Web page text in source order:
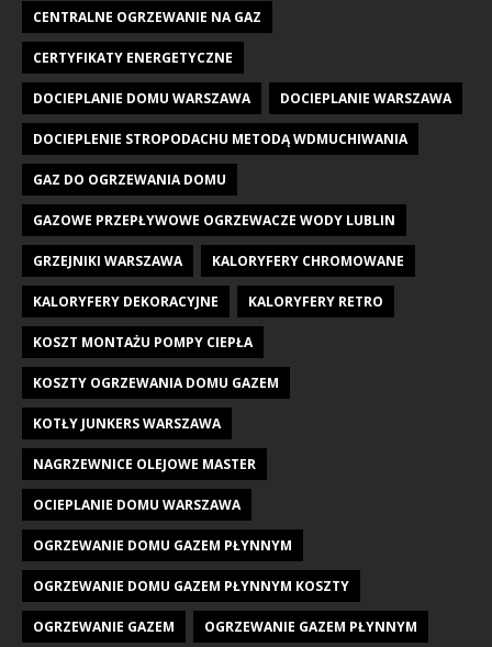
CENTRALNE OGRZEWANIE NA GAZ
CERTYFIKATY ENERGETYCZNE
DOCIEPLANIE DOMU WARSZAWA DOCIEPLANIE WARSZAWA
DOCIEPLENIE STROPODACHU METODĄ WDMUCHIWANIA
GAZ DO OGRZEWANIA DOMU
GAZOWE PRZEPŁYWOWE OGRZEWACZE WODY LUBLIN
GRZEJNIKI WARSZAWA KALORYFERY CHROMOWANE
KALORYFERY DEKORACYJNE KALORYFERY RETRO
KOSZT MONTAŻU POMPY CIEPŁA
KOSZTY OGRZEWANIA DOMU GAZEM
KOTŁY JUNKERS WARSZAWA
NAGRZEWNICE OLEJOWE MASTER
OCIEPLANIE DOMU WARSZAWA
OGRZEWANIE DOMU GAZEM PŁYNNYM
OGRZEWANIE DOMU GAZEM PŁYNNYM KOSZTY
OGRZEWANIE GAZEM OGRZEWANIE GAZEM PŁYNNYM